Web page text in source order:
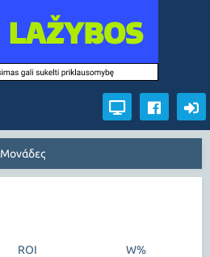
ROI W%